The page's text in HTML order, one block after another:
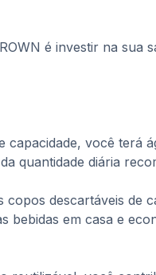
é investir na sua
capacidade, você terá
quantidade diária
copos descartáveis de
bebidas em casa e